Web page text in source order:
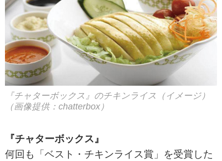
『チャターボックス』のチキンライス（イメージ）
（画像提供：chatterbox）
『チャターボックス』
何回も「ベスト・チキンライス賞」を受賞した